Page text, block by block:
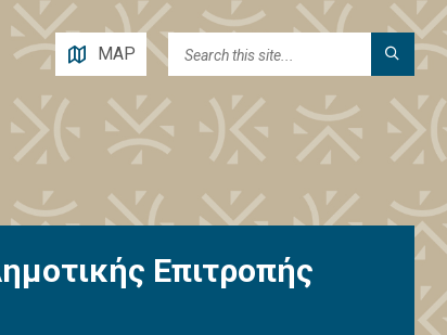
MAP
Επιτροπής